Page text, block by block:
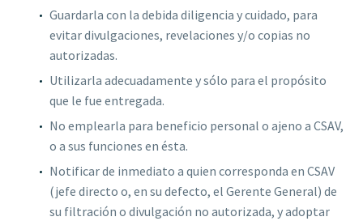
Guardarla con la debida diligencia y cuidado, para
evitar divulgaciones, revelaciones y/o copias no
autorizadas.
Utilizarla adecuadamente y sólo para el propósito
que le fue entregada.
No emplearla para beneficio personal o ajeno a CSAV,
o a sus funciones en ésta.
Notificar de inmediato a quien corresponda en CSAV
(jefe directo o, en su defecto, el Gerente General) de
su filtración o divulgación no autorizada, y adoptar